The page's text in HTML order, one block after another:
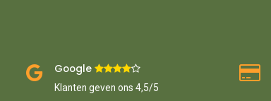
Google ​
Klanten geven ons 4,5/5